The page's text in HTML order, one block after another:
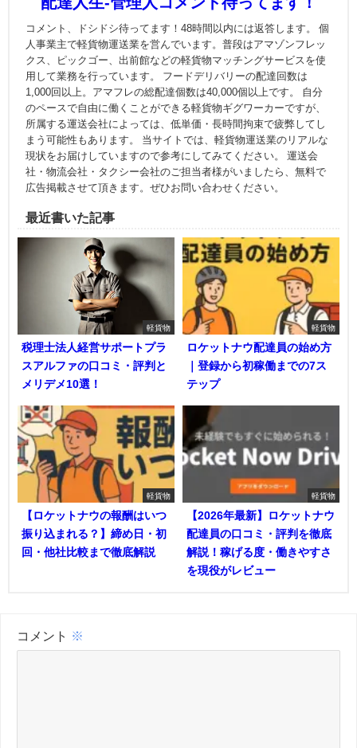
コメント、ドシドシ待ってます！48時間以内には返答します。 個
人事業主で軽貨物運送業を営んでいます。普段はアマゾンフレッ
クス、ピックゴー、出前館などの軽貨物マッチングサービスを使
用して業務を行っています。 フードデリバリーの配達回数は
1,000回以上。アマフレの総配達個数は40,000個以上です。 自分
のペースで自由に働くことができる軽貨物ギグワーカーですが、
所属する運送会社によっては、低単価・長時間拘束で疲弊してし
まう可能性もあります。 当サイトでは、軽貨物運送業のリアルな
現状をお届けしていますので参考にしてみてください。 運送会
社・物流会社・タクシー会社のご担当者様がいましたら、無料で
広告掲載させて頂きます。ぜひお問い合わせください。
最近書いた記事
軽貨物
税理士法人経営サポートプラ
スアルファの口コミ・評判と
メリデメ10選！
軽貨物
ロケットナウ配達員の始め方
｜登録から初稼働までの7ス
テップ
軽貨物
【ロケットナウの報酬はいつ
振り込まれる？】締め日・初
回・他社比較まで徹底解説
軽貨物
【2026年最新】ロケットナウ
配達員の口コミ・評判を徹底
解説！稼げる度・働きやすさ
を現役がレビュー
コメント ※